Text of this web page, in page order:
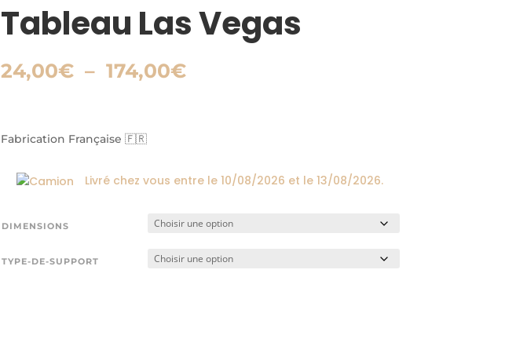
Tableau Las Vegas
24,00€ – 174,00€Plage
Fabrication Française 🇫🇷
Livré chez vous entre le10/08/2026 et le13/08/2026.
DIMENSIONS
TYPE-DE-SUPPORT